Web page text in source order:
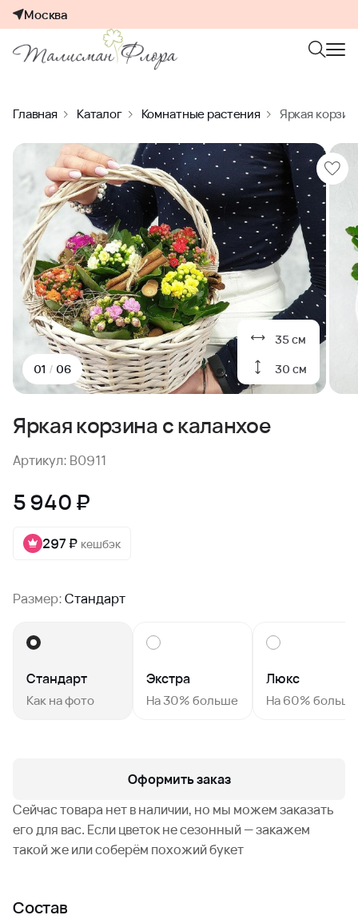
Москва
Главная Каталог Комнатные растения Яркая
35 см
30 см
01 / 06
Яркая корзина с каланхое
Артикул: B0911
5 940 ₽
297 ₽ кешбэк
Размер:Стандарт
Стандарт
Как на фото
Экстра
На 30% больше
Люкс
На 60% больше
Оформить заказ
Сейчас товара нет в наличии, но мы можем заказать
его для вас. Если цветок не сезонный — закажем
такой же или соберём похожий букет
Состав